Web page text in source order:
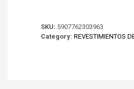
SKU: 5907762303963
Category: REVESTIMIENTOS